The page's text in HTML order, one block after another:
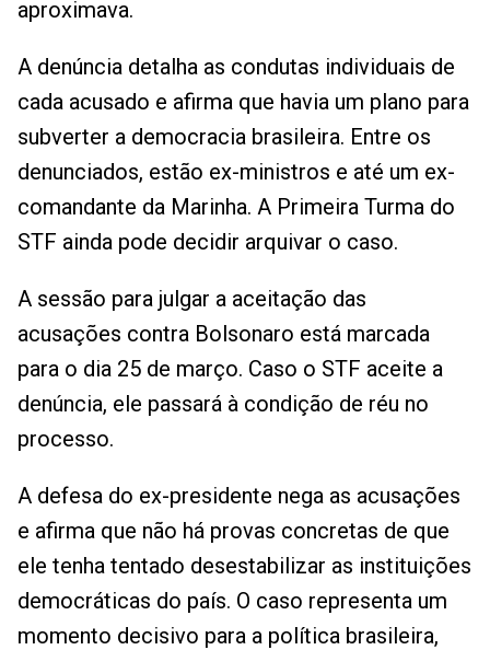
aproximava.
A denúncia detalha as condutas individuais de
cada acusado e afirma que havia um plano para
subverter a democracia brasileira. Entre os
denunciados, estão ex-ministros e até um ex-
comandante da Marinha. A Primeira Turma do
STF ainda pode decidir arquivar o caso.
A sessão para julgar a aceitação das
acusações contra Bolsonaro está marcada
para o dia 25 de março. Caso o STF aceite a
denúncia, ele passará à condição de réu no
processo.
A defesa do ex-presidente nega as acusações
e afirma que não há provas concretas de que
ele tenha tentado desestabilizar as instituições
democráticas do país. O caso representa um
momento decisivo para a política brasileira,